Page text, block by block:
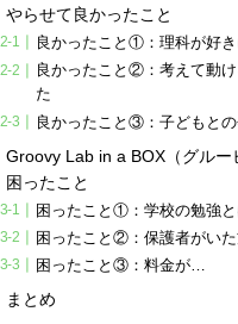
やらせて良かったこと
良かったこと①：理科が好
良かったこと②：考えて動
た
良かったこと③：子どもと
Groovy Lab in a BOX（グルー
困ったこと
困ったこと①：学校の勉強と
困ったこと②：保護者がい
困ったこと③：料金が…
まとめ